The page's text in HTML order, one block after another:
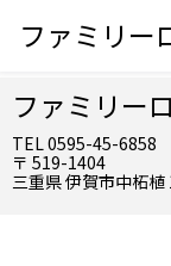
ファミリー
ファミリー
TEL 0595-45-6858
〒 519-1404
三重県 伊賀市中柘植